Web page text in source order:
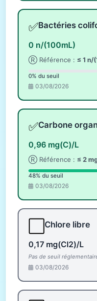
✅Bactéries
0 n/(100mL)
Ⓡ Référence : ≤ 1 n/
0% du seuil
03/08/2026
✅Carbone
0,96 mg(C)/L
Ⓡ Référence : ≤ 2
48% du seuil
03/08/2026
Chlore libre
0,17 mg(Cl2)/L
Pas de seuil
03/08/2026